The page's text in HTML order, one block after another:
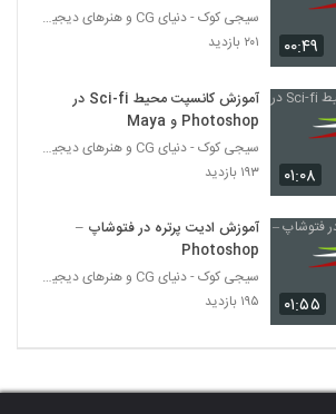
۰۰:۴۹
سیجی کوک - دنیای CG و هنرهای دیجیتال
۲۰۱ بازدید
۰۱:۰۸
آموزش کانسپت محیط Sci-fi در
Photoshop و Maya
سیجی کوک - دنیای CG و هنرهای دیجیتال
۱۹۳ بازدید
۰۱:۵۵
آموزش ادیت پرتره در فتوشاپ –
Photoshop
سیجی کوک - دنیای CG و هنرهای دیجیتال
۱۹۵ بازدید